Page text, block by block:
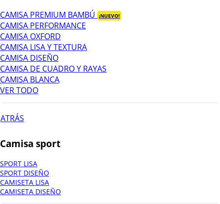
CAMISA PREMIUM BAMBÚ ¡NUEVO!
CAMISA PERFORMANCE
CAMISA OXFORD
CAMISA LISA Y TEXTURA
CAMISA DISEÑO
CAMISA DE CUADRO Y RAYAS
CAMISA BLANCA
VER TODO
ATRÁS
Camisa sport
SPORT LISA
SPORT DISEÑO
CAMISETA LISA
CAMISETA DISEÑO